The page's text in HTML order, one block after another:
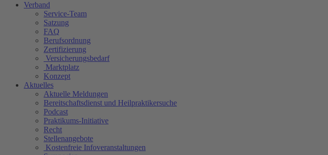
Verband
Service-Team
Satzung
FAQ
Berufsordnung
Zertifizierung
Versicherungsbedarf
Marktplatz
Konzept
Aktuelles
Aktuelle Meldungen
Bereitschaftsdienst und Heilpraktikersuche
Podcast
Praktikums-Initiative
Recht
Stellenangebote
Kostenfreie Infoveranstaltungen